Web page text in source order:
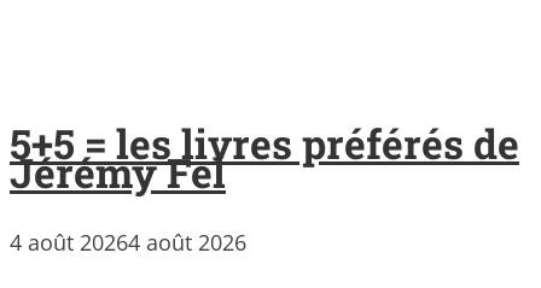
5+5 = les livres préférés de
Jérémy Fel
4 août 20264 août 2026